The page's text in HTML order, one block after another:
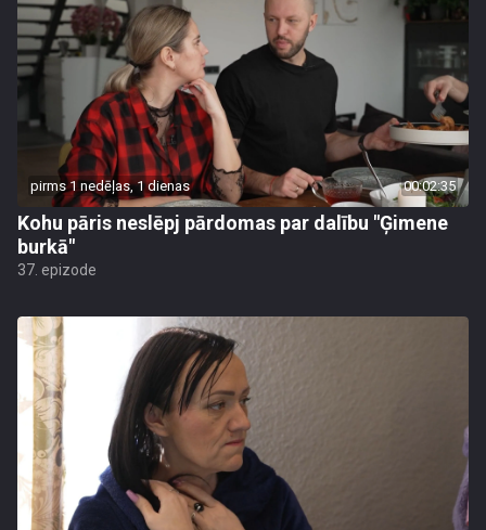
pirms 1 nedēļas, 1 dienas 00:02:35
Kohu pāris neslēpj pārdomas par dalību "Ģimene
burkā"
37. epizode